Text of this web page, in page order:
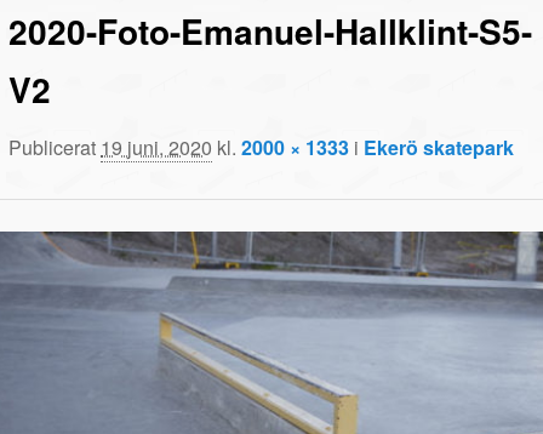
INNEHÅLL
INNEHÅLL
2020-Foto-Emanuel-Hallklint-S5-
V2
Publicerat 19 juni, 2020 kl.2000 × 1333 i Ekerö skatepark